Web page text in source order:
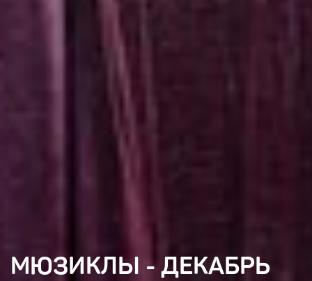
МЮЗИКЛЫ - ДЕКАБРЬ